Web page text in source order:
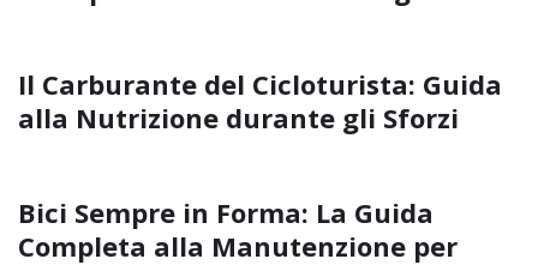
Il Carburante del Cicloturista: Guida
alla Nutrizione durante gli Sforzi
Bici Sempre in Forma: La Guida
Completa alla Manutenzione per